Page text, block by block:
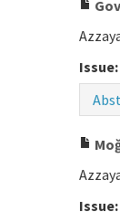
Issue:
Issue: